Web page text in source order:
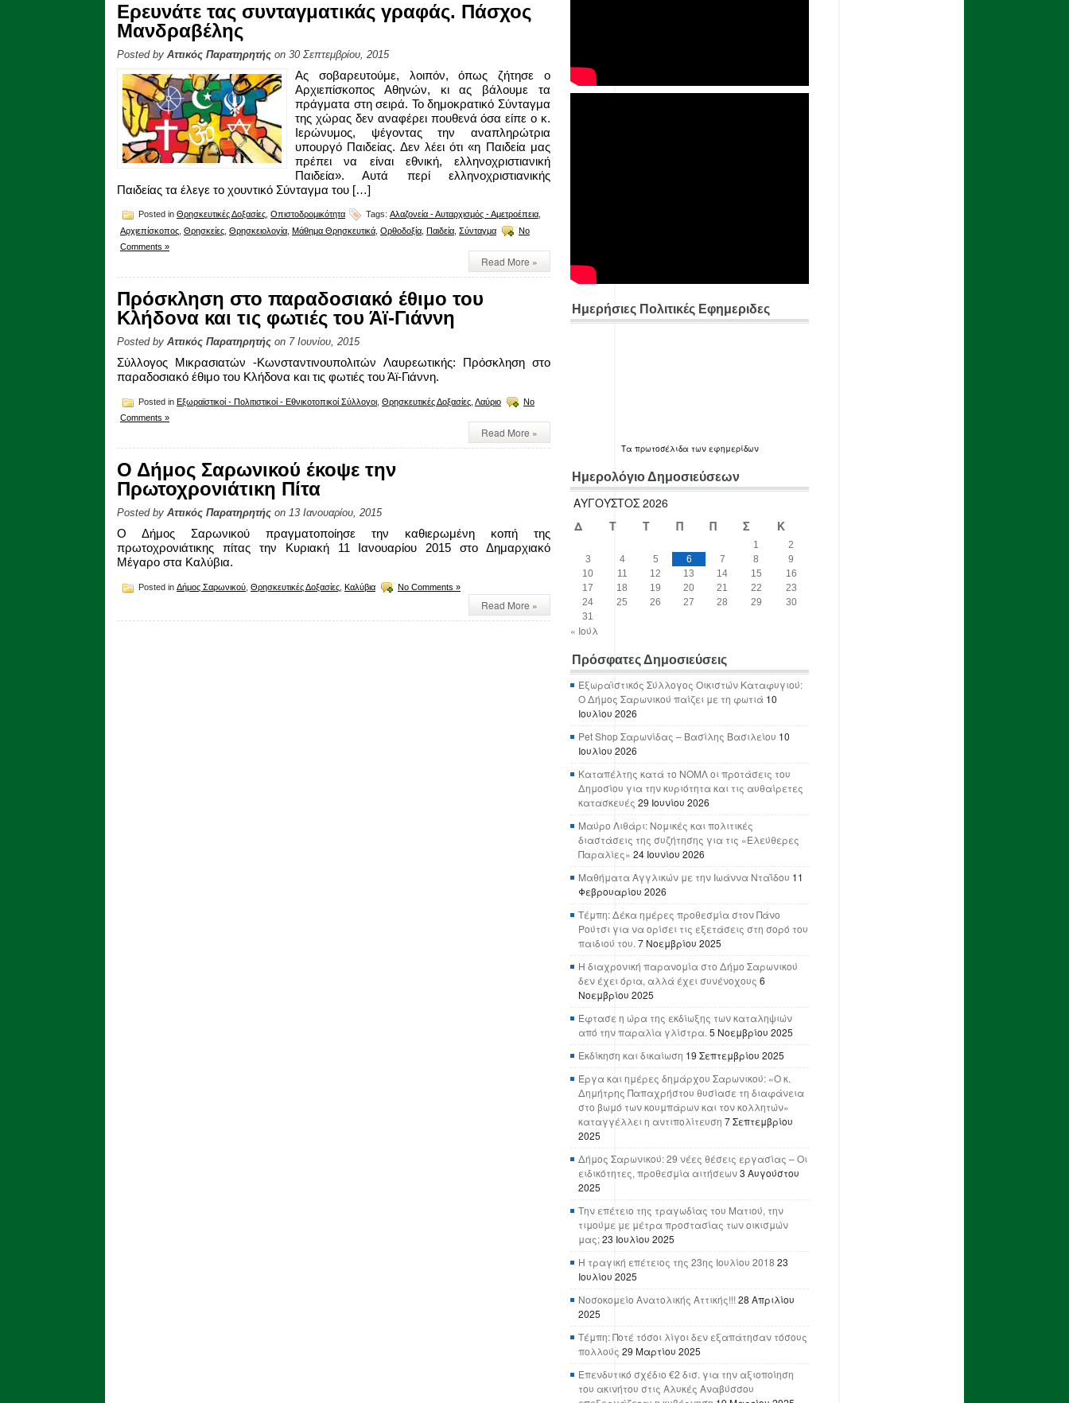
Ερευνάτε τας συνταγματικάς γραφάς. Πάσχος
Μανδραβέλης
Posted by Αττικός Παρατηρητής on 30 Σεπτεμβρίου, 2015
Ας σοβαρευτούμε, λοιπόν, όπως ζήτησε ο
Αρχιεπίσκοπος Αθηνών, κι ας βάλουμε τα
πράγματα στη σειρά. Το δημοκρατικό Σύνταγμα
της χώρας δεν αναφέρει πουθενά όσα είπε ο κ.
Ιερώνυμος, ψέγοντας την αναπληρώτρια
υπουργό Παιδείας. Δεν λέει ότι «η Παιδεία μας
πρέπει να είναι εθνική, ελληνοχριστιανική
Παιδεία». Αυτά περί ελληνοχριστιανικής
Παιδείας τα έλεγε το χουντικό Σύνταγμα του […]
Posted in Θρησκευτικές Δοξασίες Οπιστοδρομικότητα Tags: Αλαζονεία - Αυταρχισμός - Αμετροέπεια
Αρχιεπίσκοπος Θρησκείες Θρησκειολογία Μάθημα Θρησκευτικά Ορθοδοξία Παιδεία Σύνταγμα
No
Comments »
Read More »
Πρόσκληση στο παραδοσιακό έθιμο του
Κλήδονα και τις φωτιές του Άϊ-Γιάννη
Posted by Αττικός Παρατηρητής on 7 Ιουνίου, 2015
Σύλλογος Μικρασιατών -Κωνσταντινουπολιτών Λαυρεωτικής: Πρόσκληση στο
παραδοσιακό έθιμο του Κλήδονα και τις φωτιές του Άϊ-Γιάννη.
Posted in Εξωραϊστικοί - Πολιτιστικοί - Εθνικοτοπικοί Σύλλογοι Θρησκευτικές Δοξασίες Λαύριο
No
Comments »
Read More »
Ο Δήμος Σαρωνικού έκοψε την
Πρωτοχρονιάτικη Πίτα
Posted by Αττικός Παρατηρητής on 13 Ιανουαρίου, 2015
Ο Δήμος Σαρωνικού πραγματοποίησε την καθιερωμένη κοπή της
πρωτοχρονιάτικης πίτας την Κυριακή 11 Ιανουαρίου 2015 στο Δημαρχιακό
Μέγαρο στα Καλύβια.
Posted in Δήμος Σαρωνικού Θρησκευτικές Δοξασίες Καλύβια No Comments »
Read More »
Ημερήσιες Πολιτικές Εφημεριδες
Τα πρωτοσέλιδα των εφημερίδων
Ημερολόγιο Δημοσιεύσεων
ΑΎΓΟΥΣΤΟΣ 2026
Δ
Τ Τ Π Π Σ Κ
1
2
3
4 5 6 7 8
9
10
11 12 13 14 15
16
17
18 19 20 21 22
23
24
25 26 27 28 29
30
31
« Ιούλ
Πρόσφατες Δημοσιεύσεις
Εξωραϊστικός Σύλλογος Οικιστών Καταφυγιού:
Ο Δήμος Σαρωνικού παίζει με τη φωτιά 10
Ιουλίου 2026
Pet Shop Σαρωνίδας – Βασίλης Βασιλείου 10
Ιουλίου 2026
Καταπέλτης κατά το ΝΟΜΛ οι προτάσεις του
Δημοσίου για την κυριότητα και τις αυθαίρετες
κατασκευές 29 Ιουνίου 2026
Μαύρο Λιθάρι: Νομικές και πολιτικές
διαστάσεις της συζήτησης για τις «Ελεύθερες
Παραλίες» 24 Ιουνίου 2026
Μαθήματα Αγγλικών με την Ιωάννα Νταΐδου 11
Φεβρουαρίου 2026
Τέμπη: Δέκα ημέρες προθεσμία στον Πάνο
Ρούτσι για να ορίσει τις εξετάσεις στη σορό του
παιδιού του. 7 Νοεμβρίου 2025
Η διαχρονική παρανομία στο Δήμο Σαρωνικού
δεν έχει όρια, αλλά έχει συνένοχους 6
Νοεμβρίου 2025
Έφτασε η ώρα της εκδίωξης των καταληψιών
από την παραλία γλίστρα. 5 Νοεμβρίου 2025
Εκδίκηση και δικαίωση 19 Σεπτεμβρίου 2025
Έργα και ημέρες δημάρχου Σαρωνικού: «Ο κ.
Δημήτρης Παπαχρήστου θυσίασε τη διαφάνεια
στο βωμό των κουμπάρων και τον κολλητών»
καταγγέλλει η αντιπολίτευση 7 Σεπτεμβρίου
2025
Δήμος Σαρωνικού: 29 νέες θέσεις εργασίας – Οι
ειδικότητες, προθεσμία αιτήσεων3 Αυγούστου
2025
Την επέτειο της τραγωδίας του Ματιού, την
τιμούμε με μέτρα προστασίας των οικισμών
μας;23 Ιουλίου 2025
Η τραγική επέτειος της 23ης Ιουλίου 2018 23
Ιουλίου 2025
Νοσοκομείο Ανατολικής Αττικής!!! 28 Απριλίου
2025
Τέμπη: Ποτέ τόσοι λίγοι δεν εξαπάτησαν τόσους
πολλούς 29 Μαρτίου 2025
Επενδυτικό σχέδιο €2 δισ. για την αξιοποίηση
του ακινήτου στις Αλυκές Αναβύσσου